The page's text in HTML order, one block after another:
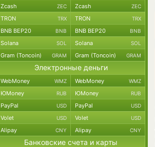
Zcash ZEC Zcash ZEC
TRON TRX TRON TRX
BNB BEP20 BNB BNB BEP20 BNB
Solana SOL Solana SOL
Gram (Toncoin) GRAM Gram (Toncoin) GRAM
Электронные деньги
WebMoney WMZ WebMoney WMZ
ЮMoney RUB ЮMoney RUB
PayPal USD PayPal USD
Volet USD Volet USD
Alipay CNY Alipay CNY
Банковские счета и карты